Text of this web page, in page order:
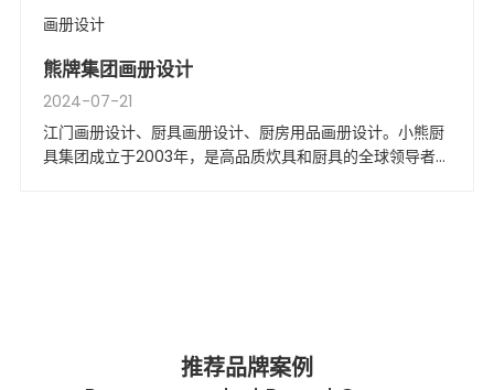
画册设计
熊牌集团画册设计
2024-07-21
江门画册设计、厨具画册设计、厨房用品画册设计。小熊厨
具集团成立于2003年，是高品质炊具和厨具的全球领导者。
推荐品牌案例